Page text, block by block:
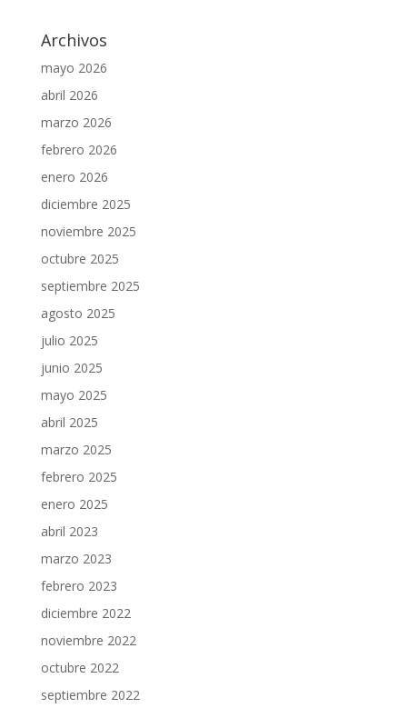
Archivos
mayo 2026
abril 2026
marzo 2026
febrero 2026
enero 2026
diciembre 2025
noviembre 2025
octubre 2025
septiembre 2025
agosto 2025
julio 2025
junio 2025
mayo 2025
abril 2025
marzo 2025
febrero 2025
enero 2025
abril 2023
marzo 2023
febrero 2023
diciembre 2022
noviembre 2022
octubre 2022
septiembre 2022